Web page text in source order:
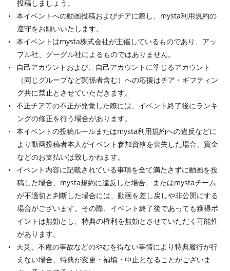
投稿しましょう。
本イベントへの動画投稿およびチアに際し、mysta利用規約の
遵守をお願いいたします。
本イベントはmysta株式会社が主催しているものであり、アッ
プル社、グーグル社によるものではありません。
自己アカウントおよび、自己アカウントに準じるアカウント
（同じグループなど関係者含む）への応援はチア・ギフティン
グ共に禁止とさせていただきます。
不正チア等の不正が発覚した際には、イベント終了後にランキ
ングの修正を行う場合があります。
本イベントの投稿ルールまたはmysta利用規約への違反などに
より動画投稿者本人がイベント参加資格を喪失した場合、賞金
などのお支払いは致しかねます。
イベント内容に記載されている事項を全て満たさずに動画を投
稿した場合、mysta規約に違反した場合、またはmystaチーム
が不適切と判断した場合には、動画を差し戻しや非公開にする
場合がございます。その際、イベント終了後であっても獲得ポ
イントは無効とし、特典の権利を無効とさせていただく可能性
があります。
天災、不慮の事故などのやむを得ない事情により特典履行が行
えない場合、特典が変更・補填・中止となることがございま